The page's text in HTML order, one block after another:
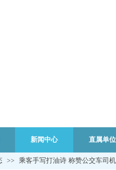
新闻中心 直属单位
>> 乘客手写打油诗 称赞公交车司